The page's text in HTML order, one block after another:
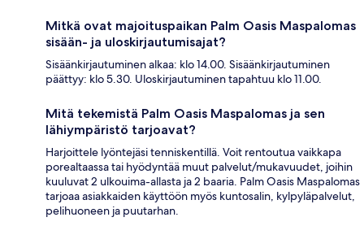
Mitkä ovat majoituspaikan Palm Oasis Maspalomas
sisään- ja uloskirjautumisajat?
Sisäänkirjautuminen alkaa: klo 14.00. Sisäänkirjautuminen
päättyy: klo 5.30. Uloskirjautuminen tapahtuu klo 11.00.
Mitä tekemistä Palm Oasis Maspalomas ja sen
lähiympäristö tarjoavat?
Harjoittele lyöntejäsi tenniskentillä. Voit rentoutua vaikkapa
porealtaassa tai hyödyntää muut palvelut/mukavuudet, joihin
kuuluvat 2 ulkouima-allasta ja 2 baaria. Palm Oasis Maspalomas
tarjoaa asiakkaiden käyttöön myös kuntosalin, kylpyläpalvelut,
pelihuoneen ja puutarhan.